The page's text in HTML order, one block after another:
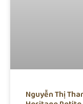
Nguyễn Thị